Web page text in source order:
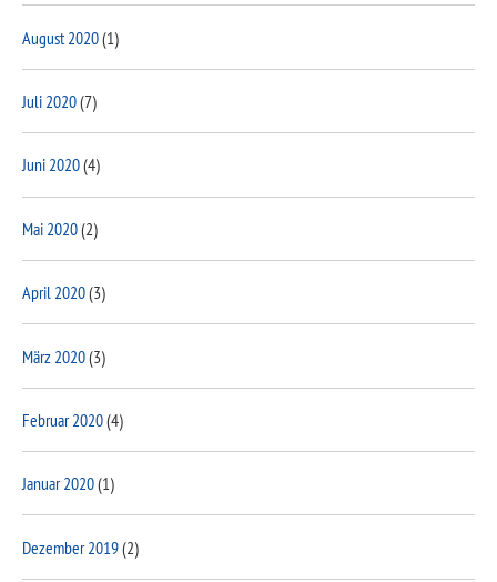
August 2020(1)
Juli 2020(7)
Juni 2020(4)
Mai 2020(2)
April 2020(3)
März 2020(3)
Februar 2020(4)
Januar 2020(1)
Dezember 2019(2)